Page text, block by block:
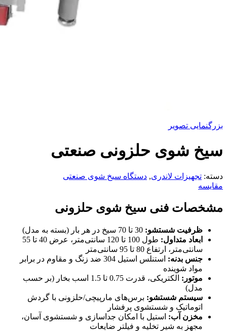
بزرگنمایی تصویر
سیخ شوی حلزونی صنعتی
دسته: تجهیزات لاندری, دستگاه سیخ شوی صنعتی
مقایسه
مشخصات فنی سیخ شوی حلزونی
ظرفیت شستشو:
ابعاد متداول:
طول 100 تا 120 سانتی‌متر، عرض 40 تا 55
سانتی‌متر، ارتفاع 80 تا 95 سانتی‌متر
جنس بدنه:
استنلس استیل 304 ضد زنگ و مقاوم در برابر
مواد شوینده
موتور :
الکتریکی، قدرت 0.75 تا 1.5 اسب بخار (بر حسب
مدل)
سیستم شستشو: برس‌های مارپیچی/حلزونی با گردش
اتوماتیک و شستشوی پرفشار
مخزن آب: استیل با امکان جداسازی و شستشوی آسان،
مجهز به شیر تخلیه و فیلتر ضایعات